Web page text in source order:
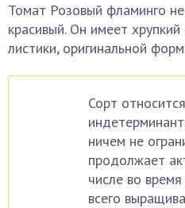
Томат Розовый фламинго
красивый. Он имеет
листики, оригинальной
Сорт
ничем не
продолжает
числе во
всего